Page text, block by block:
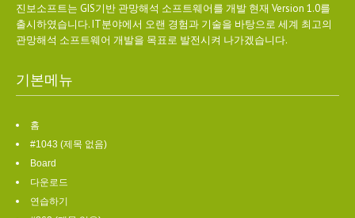
진보소프트는 GIS기반 관망해석 소프트웨어를 개발 현재 Version 1.0를
출시하였습니다. IT분야에서 오랜 경험과 기술을 바탕으로 세계 최고의
관망해석 소프트웨어 개발을 목표로 발전시켜 나가겠습니다.
기본메뉴
홈
#1043 (제목 없음)
Board
다운로드
연습하기